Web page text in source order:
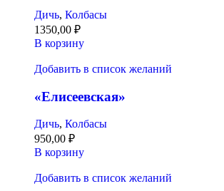
Дичь, Колбасы
1350,00 ₽
В корзину
Добавить в список желаний
«Елисеевская»
Дичь, Колбасы
950,00 ₽
В корзину
Добавить в список желаний